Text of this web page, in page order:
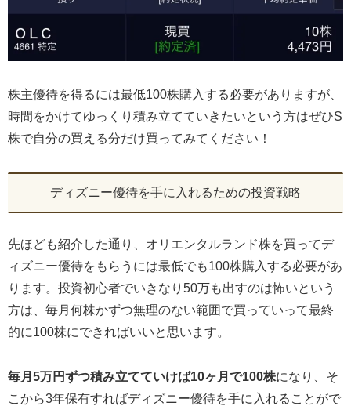
株主優待を得るには最低100株購入する必要がありますが、
時間をかけてゆっくり積み立てていきたいという方はぜひS
株で自分の買える分だけ買ってみてください！
ディズニー優待を手に入れるための投資戦略
先ほども紹介した通り、オリエンタルランド株を買ってデ
ィズニー優待をもらうには最低でも100株購入する必要があ
ります。投資初心者でいきなり50万も出すのは怖いという
方は、毎月何株かずつ無理のない範囲で買っていって最終
的に100株にできればいいと思います。
毎月5万円ずつ積み立てていけば10ヶ月で100株になり、そ
こから3年保有すればディズニー優待を手に入れることがで